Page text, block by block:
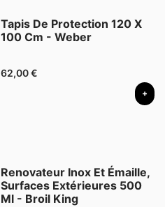
Tapis De Protection 120 X
100 Cm - Weber
62,00€
+
Renovateur Inox Et Émaille,
Surfaces Extérieures 500
Ml - Broil King